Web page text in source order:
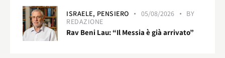
ISRAELE, PENSIERO 05/08/2026
BY
REDAZIONE
Rav Beni Lau: “Il Messia è già arrivato”